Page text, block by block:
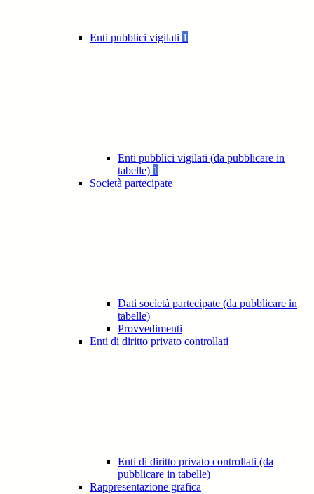
Enti pubblici vigilati 1
Enti pubblici vigilati (da pubblicare in
tabelle) 1
Società partecipate
Dati società partecipate (da pubblicare in
tabelle)
Provvedimenti
Enti di diritto privato controllati
Enti di diritto privato controllati (da
pubblicare in tabelle)
Rappresentazione grafica